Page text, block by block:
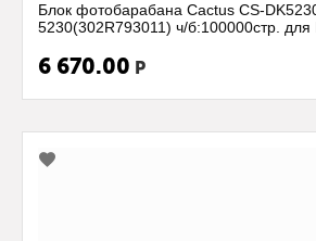
Блок фотобарабана Cactus CS-
5230(302R793011) ч/б:100000стр. для
6 670.00 Р